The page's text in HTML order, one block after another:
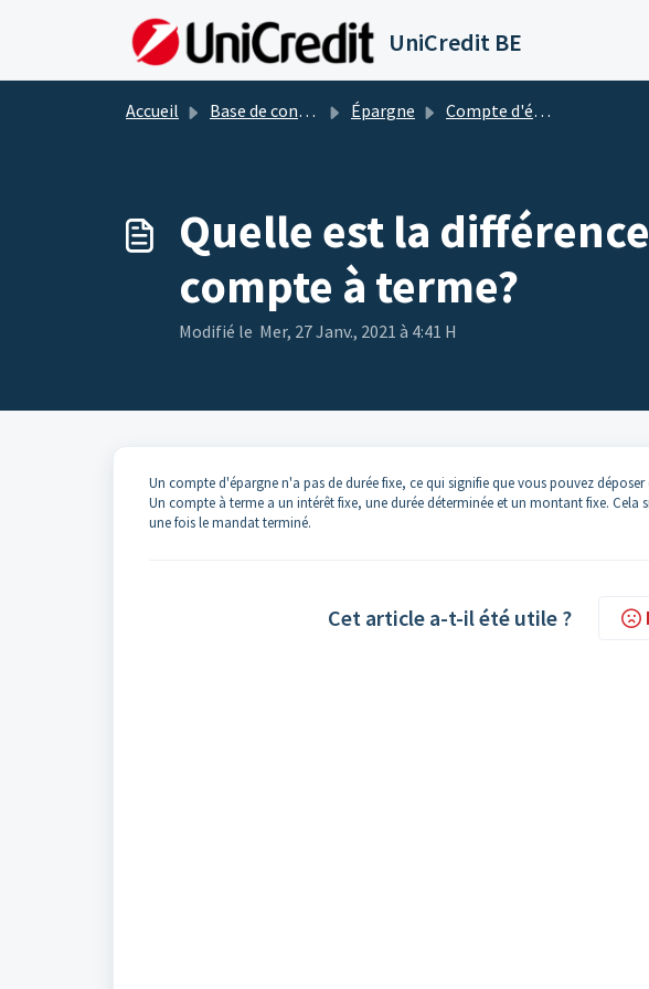
UniCredit BE
Accueil Base de connaissances Épargne Compte d'épargne
Quelle est la
compte à terme?
Modifié le Mer, 27 Janv., 2021 à 4:41 H
Un compte d'épargne n'a pas de durée fixe, ce qui signifie que vous pouvez
Un compte à terme a un intérêt fixe, une durée déterminée et un montant fixe. Cela
une fois le mandat terminé.
Cet article a-t-il été utile ?